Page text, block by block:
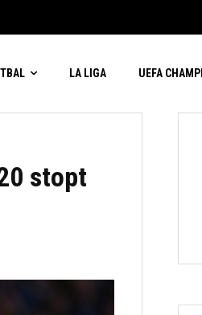
LA LIGA UEFA
stopt